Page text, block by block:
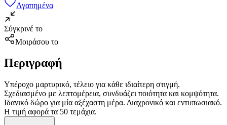
Αγαπημένα
Σύγκρινέ το
Μοιράσου το
Περιγραφή
Υπέροχο μαρτυρικό, τέλειο για κάθε ιδιαίτερη στιγμή.
Σχεδιασμένο με λεπτομέρεια, συνδυάζει ποιότητα και κομψότητα.
Ιδανικό δώρο για μία αξέχαστη μέρα. Διαχρονικό και εντυπωσιακό.
Η τιμή αφορά τα 50 τεμάχια.